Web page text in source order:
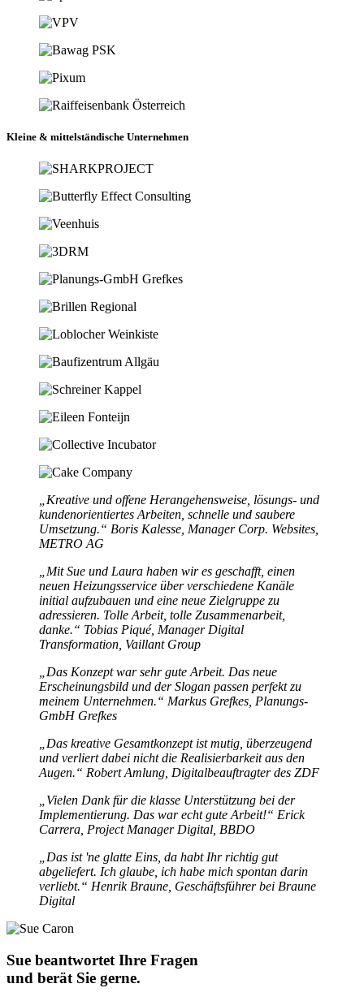
Kleine & mittelständische Unternehmen
„Kreative und offene Herangehensweise, lösungs- und
kundenorientiertes Arbeiten, schnelle und saubere
Umsetzung.“ Boris Kalesse, Manager Corp. Websites,
METRO AG
„Mit Sue und Laura haben wir es geschafft, einen
neuen Heizungsservice über verschiedene Kanäle
initial aufzubauen und eine neue Zielgruppe zu
adressieren. Tolle Arbeit, tolle Zusammenarbeit,
danke.“ Tobias Piqué, Manager Digital
Transformation, Vaillant Group
„Das Konzept war sehr gute Arbeit. Das neue
Erscheinungsbild und der Slogan passen perfekt zu
meinem Unternehmen.“ Markus Grefkes, Planungs-
GmbH Grefkes
„Das kreative Gesamtkonzept ist mutig, überzeugend
und verliert dabei nicht die Realisierbarkeit aus den
Augen.“ Robert Amlung, Digitalbeauftragter des ZDF
„Vielen Dank für die klasse Unterstützung bei der
Implementierung. Das war echt gute Arbeit!“ Erick
Carrera, Project Manager Digital, BBDO
„Das ist 'ne glatte Eins, da habt Ihr richtig gut
abgeliefert. Ich glaube, ich habe mich spontan darin
verliebt.“ Henrik Braune, Geschäftsführer bei Braune
Digital
Sue beantwortet Ihre Fragen
und berät Sie gerne.